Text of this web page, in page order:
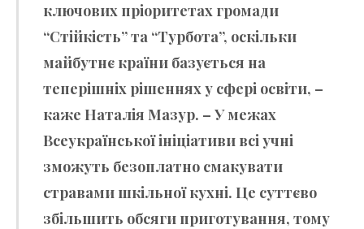
ключових пріоритетах громади
“Стійкість” та “Турбота”, оскільки
майбутнє країни базується на
теперішніх рішеннях у сфері освіти, –
каже Наталія Мазур. – У межах
Всеукраїнської ініціативи всі учні
зможуть безоплатно смакувати
стравами шкільної кухні. Це суттєво
збільшить обсяги приготування, тому